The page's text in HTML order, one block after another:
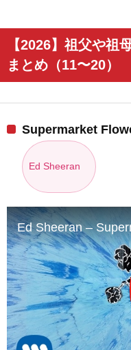
【2026】祖父や祖
まとめ（11〜20）
Supermarket
Ed Sheeran
Ed Sheeran –